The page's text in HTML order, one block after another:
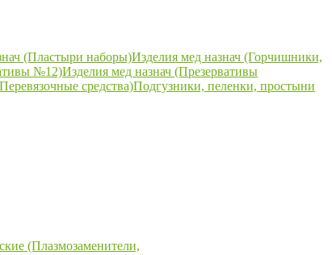
(Пластыри наборы)Изделия мед назнач (Горчишники,
№12)Изделия мед назнач (Презервативы
средства)Подгузники, пеленки, простыни
(Плазмозаменители,